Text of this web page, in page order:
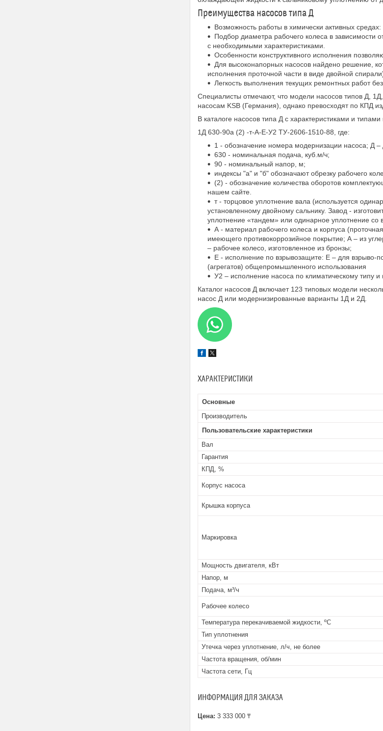
Преимущества насосов типа Д
Возможность работы в химически активных
Подбор диаметра рабочего колеса в зависимости
с необходимыми характеристиками.
Особенности конструктивного исполнения
Для высоконапорных насосов найдено решение,
исполнения проточной части в виде двойной
Легкость выполнения текущих ремонтных работ
Специалисты отмечают, что модели насосов типов Д,
насосам KSB (Германия), однако превосходят по КПД
В каталоге насосов типа Д с характеристиками и
1Д 630-90а (2) -т-А-Е-У2 ТУ-2606-1510-88, где:
1 - обозначение номера модернизации насоса; Д –
630 - номинальная подача, куб.м/ч;
90 - номинальный напор, м;
индексы "а" и "б" обозначают обрезку рабочего
(2) - обозначение количества оборотов
нашем сайте.
т - торцовое уплотнение вала (используется
установленному двойному сальнику. Завод -
уплотнение «тандем» или одинарное уплотнение со
А - материал рабочего колеса и корпуса
имеющего противокоррозийное покрытие; А – из
– рабочее колесо, изготовленное из бронзы;
Е - исполнение по взрывозащите: Е – для взрыво-
(агрегатов) общепромышленного использования
У2 – исполнение насоса по климатическому типу
Каталог насосов Д включает 123 типовых модели
насос Д или модернизированные варианты 1Д и 2Д.
ХАРАКТЕРИСТИКИ
Основные
Производитель
Пользовательские характеристики
Вал
Гарантия
КПД, %
Корпус насоса
Крышка корпуса
Маркировка
Мощность двигателя, кВт
Напор, м
Подача, м³/ч
Рабочее колесо
Температура перекачиваемой жидкости, ºС
Тип уплотнения
Утечка через уплотнение, л/ч, не более
Частота вращения, об/мин
Частота сети, Гц
ИНФОРМАЦИЯ ДЛЯ ЗАКАЗА
Цена: 3 333 000 ₸